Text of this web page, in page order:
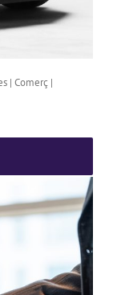
| Comerç |